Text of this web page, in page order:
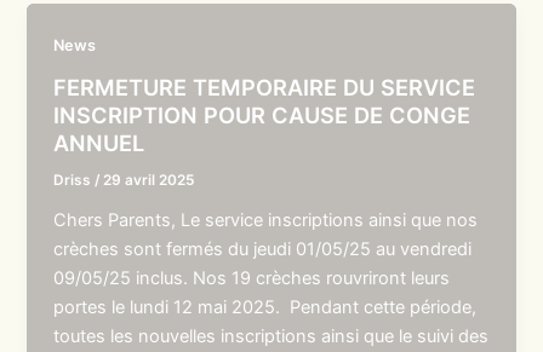
News
FERMETURE TEMPORAIRE DU SERVICE
INSCRIPTION POUR CAUSE DE CONGE
ANNUEL
Driss / 29 avril 2025
Chers Parents, Le service inscriptions ainsi que nos
crèches sont fermés du jeudi 01/05/25 au vendredi
09/05/25 inclus. Nos 19 crèches rouvriront leurs
portes le lundi 12 mai 2025. Pendant cette période,
toutes les nouvelles inscriptions ainsi que le suivi des